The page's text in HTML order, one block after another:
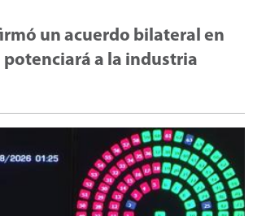
un acuerdo bilateral en
potenciará a la industria